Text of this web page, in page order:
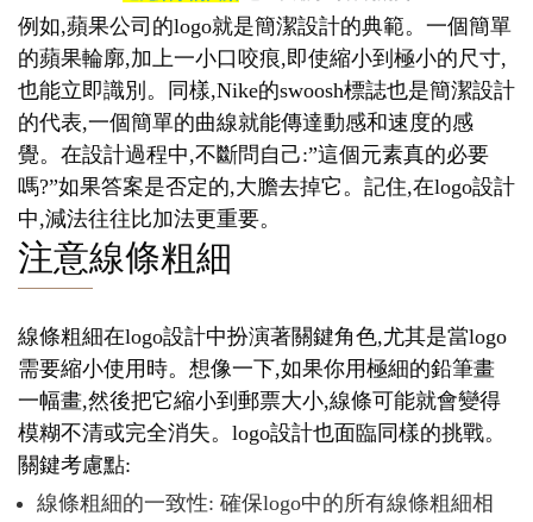
例如,蘋果公司的logo就是簡潔設計的典範。一個簡單
的蘋果輪廓,加上一小口咬痕,即使縮小到極小的尺寸,
也能立即識別。同樣,Nike的swoosh標誌也是簡潔設計
的代表,一個簡單的曲線就能傳達動感和速度的感
覺。在設計過程中,不斷問自己:”這個元素真的必要
嗎?”如果答案是否定的,大膽去掉它。記住,在logo設計
中,減法往往比加法更重要。
注意線條粗細
線條粗細在logo設計中扮演著關鍵角色,尤其是當logo
需要縮小使用時。想像一下,如果你用極細的鉛筆畫
一幅畫,然後把它縮小到郵票大小,線條可能就會變得
模糊不清或完全消失。logo設計也面臨同樣的挑戰。
關鍵考慮點:
線條粗細的一致性: 確保logo中的所有線條粗細相